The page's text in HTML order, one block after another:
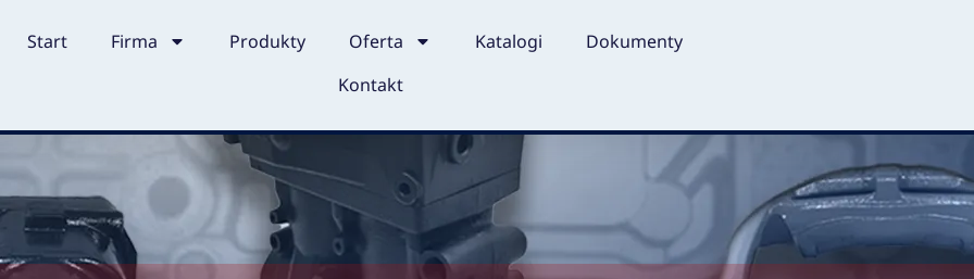
Start Firma Produkty Oferta Katalogi
Dokumenty
Kontakt